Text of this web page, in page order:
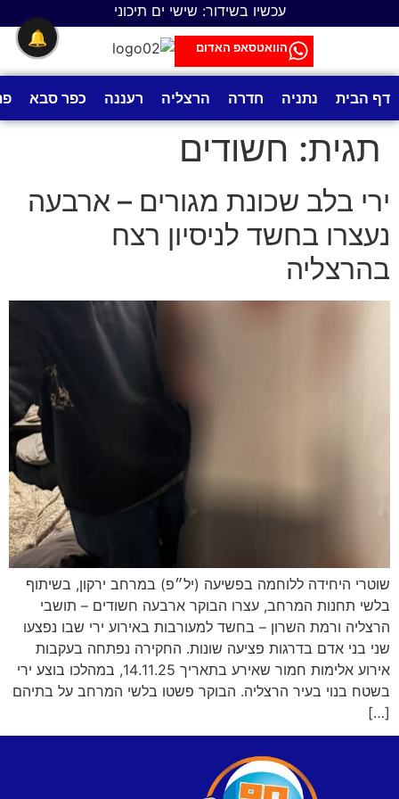
עכשיו בשידור: שישי ים תיכוני
הוואטסאפ האדום
דף הבית נתניה חדרה הרצליה רעננה כפר סבא
תגית: חשודים
ירי בלב שכונת מגורים – ארבעה
נעצרו בחשד לניסיון רצח
בהרצליה
שוטרי היחידה ללוחמה בפשיעה (יל״פ) במרחב ירקון, בשיתוף
בלשי תחנות המרחב, עצרו הבוקר ארבעה חשודים – תושבי
הרצליה ורמת השרון – בחשד למעורבות באירוע ירי שבו נפצעו
שני בני אדם בדרגות פציעה שונות. החקירה נפתחה בעקבות
אירוע אלימות חמור שאירע בתאריך 14.11.25, במהלכו בוצע ירי
בשטח בנוי בעיר הרצליה. הבוקר פשטו בלשי המרחב על בתיהם
[…]
🔔